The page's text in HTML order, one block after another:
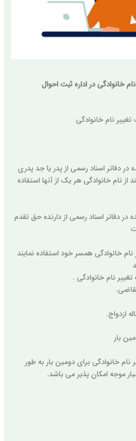
خانوادگی در اداره ثبت احوال
در دفاتر اسناد رسمی از پدر یا جد پدری
از نام خانوادگی هر یک از آنها استفاده
در دفاتر اسناد رسمی از دارنده حق تقدم
نام خانوادگی همسر خود استفاده نمایند
نام خانوادگی .
ازدواج.
بار
نام خانوادگی برای دومین بار به طور
موجه امکان پذیر می باشد.